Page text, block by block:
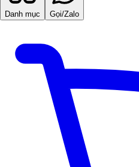
Danh mục Gọi/Zalo